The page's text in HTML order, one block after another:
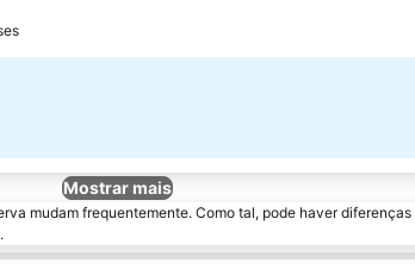
Mostrar mais
mudam frequentemente. Como tal, pode haver